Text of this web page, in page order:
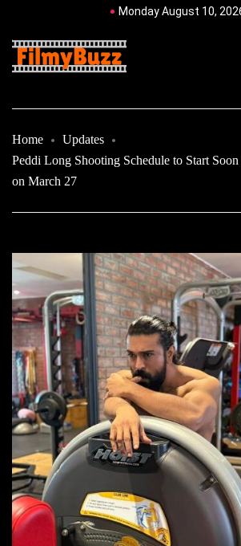
Monday August 10,
Home
Updates
Peddi Long Shooting Schedule to Start
on March 27